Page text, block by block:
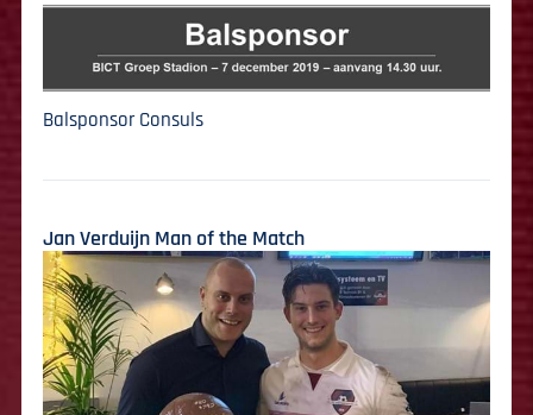
Balsponsor Consuls
Jan Verduijn Man of the Match